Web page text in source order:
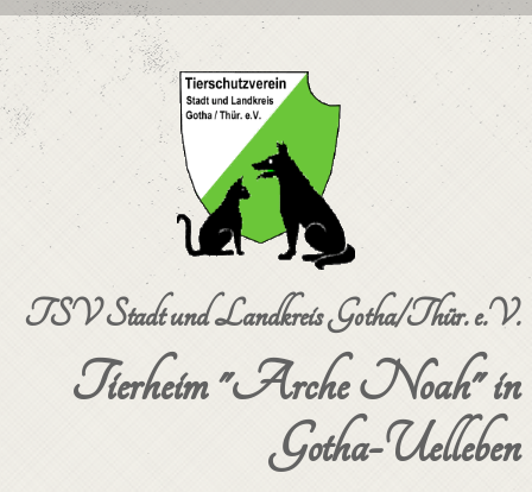
TSV Stadt und Landkreis Gotha/Thür. e.V.
Tierheim "Arche Noah" in
Gotha-Uelleben